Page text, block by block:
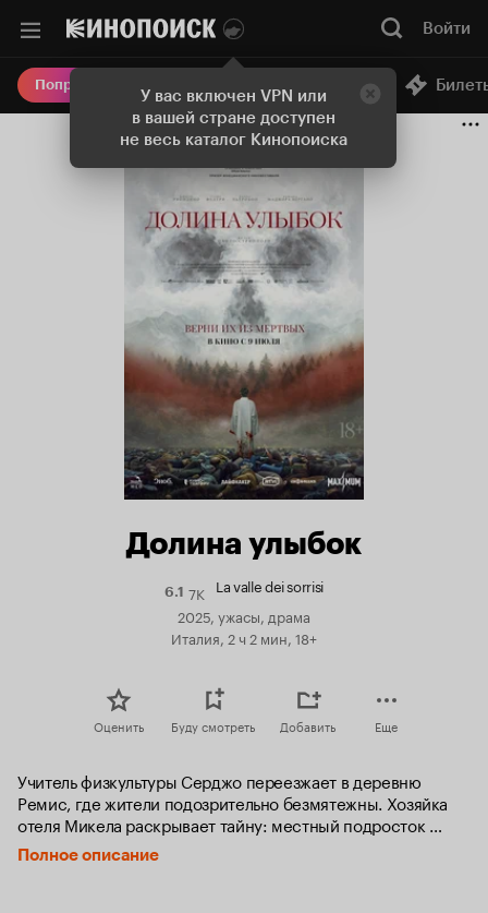
У вас включен VPN или
в вашей стране доступен
не весь каталог Кинопоиска
Войти
Попробовать Плюс Онлайн-кинотеатр
Долина улыбок
6.1Рейтинг
Кинопоиска
7K La valle dei sorrisi
2025, ужасы, драма
Италия, 2 ч 2 мин, 18+
Оценить Буду смотреть Добавить Еще
Учитель физкультуры Серджо переезжает в деревню
Ремис, где жители подозрительно безмятежны. Хозяйка
отеля Микела раскрывает тайну: местный подросток
Маттео — проводник, который через объятия забирает
боль у людей и связывает их с мертвыми. Но за покой
Полное описание